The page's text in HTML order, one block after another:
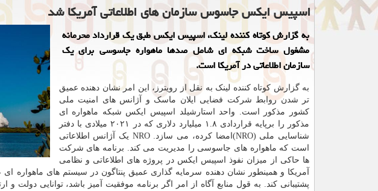
اسپیس ایکس جاسوس سازمان های اطلاعاتی آمریکا شد
به گزارش کوتاه کننده لینک، اسپیس ایکس طبق یک قرارداد محرمانه
مشغول ساخت شبکه ای شامل صدها ماهواره جاسوسی برای یک
سازمان اطلاعاتی در آمریکا است.
به گزارش کوتاه کننده لینک به نقل از رویترز، این امر نشان دهنده عمیق
تر شدن روابط شرکت فضایی ایلان ماسک و آژانس های امنیت ملی
کشور مذکور است. واحد استارشیلد اسپیس ایکس شبکه ماهواره ای
مذکور را برپایه قراردادی ۱.۸ میلیارد دلاری که در ۲۰۲۱ میلادی با دفتر
شناسایی ملی (NRO)امضا کرده، می سازد. NRO یک آژانس اطلاعاتی
است که ماهواره های جاسوسی را مدیریت می کند. برنامه های شرکت
ها حاکی از میزان نفوذ اسپیس ایکس در پروژه های اطلاعاتی و نظامی
آمریکا و همینطور نشان دهنده سرمایه گذاری عمیق پنتاگون در سیستم های ماهواره
پشتیبانی کند. به قول منابع آگاه از امر اگر برنامه موفقیت آمیز باشد، توانایی دولت